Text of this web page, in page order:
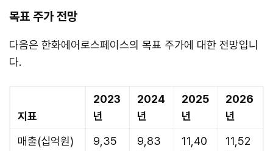
목표 주가 전망
다음은 한화에어로스페이스의 목표 주가에 대한 전망입니
다.
지표
2023
년
2024
년
2025
년
2026
년
매출(십억원)
9,35
9,83
11,40
11,52